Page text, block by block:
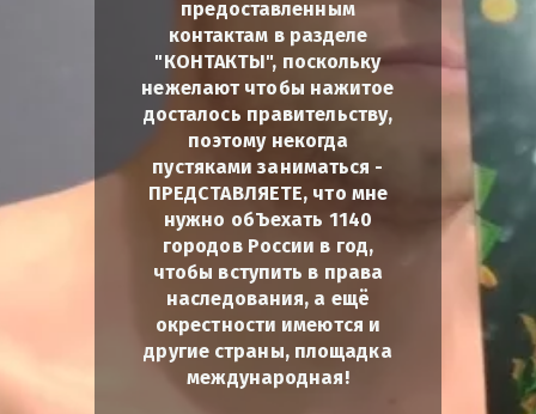
предоставленным
контактам в разделе
"КОНТАКТЫ", поскольку
нежелают чтобы нажитое
досталось правительству,
поэтому некогда
пустяками заниматься -
ПРЕДСТАВЛЯЕТЕ, что мне
нужно обЪехать 1140
городов России в год,
чтобы вступить в права
наследования, а ещё
окрестности имеются и
другие страны, площадка
международная!